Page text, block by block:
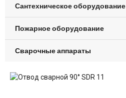
Сантехническое оборудование
Пожарное оборудование
Сварочные аппараты